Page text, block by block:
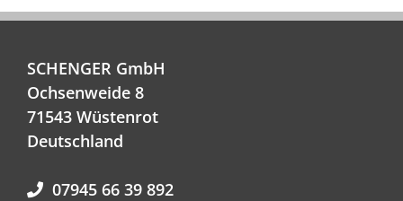
SCHENGER GmbH
Ochsenweide 8
71543 Wüstenrot
Deutschland
07945 66 39 892